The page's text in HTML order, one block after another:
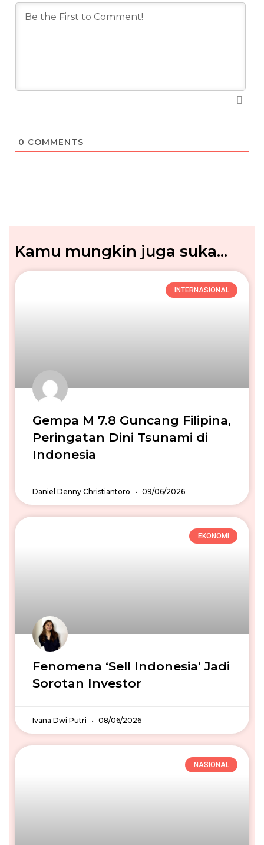
0 COMMENTS
Kamu mungkin juga suka...
INTERNASIONAL
Gempa M 7.8 Guncang Filipina,
Peringatan Dini Tsunami di
Indonesia
Daniel Denny Christiantoro 09/06/2026
EKONOMI
Fenomena ‘Sell Indonesia’ Jadi
Sorotan Investor
Ivana Dwi Putri 08/06/2026
NASIONAL